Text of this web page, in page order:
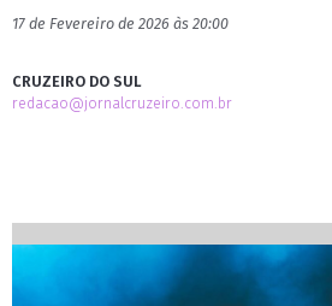
17 de Fevereiro de 2026 às 20:00
CRUZEIRO DO SUL
redacao@jornalcruzeiro.com.br